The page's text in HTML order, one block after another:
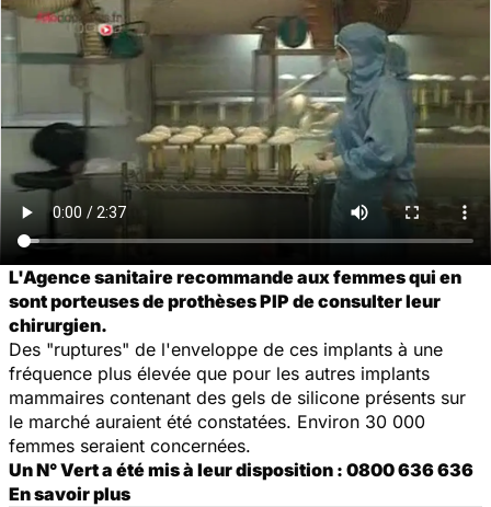
L'Agence sanitaire recommande aux femmes qui en
sont porteuses de prothèses PIP de consulter leur
chirurgien.
Des "ruptures" de l'enveloppe de ces implants à une
fréquence plus élevée que pour les autres implants
mammaires contenant des gels de silicone présents sur
le marché auraient été constatées. Environ 30 000
femmes seraient concernées.
Un N° Vert a été mis à leur disposition : 0800 636 636
En savoir plus